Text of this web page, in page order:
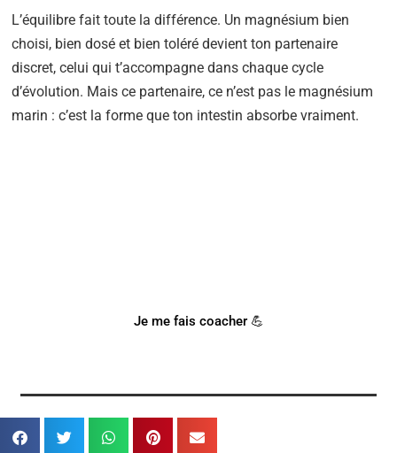
L’équilibre fait toute la différence. Un magnésium bien
choisi, bien dosé et bien toléré devient ton partenaire
discret, celui qui t’accompagne dans chaque cycle
d’évolution. Mais ce partenaire, ce n’est pas le magnésium
marin : c’est la forme que ton intestin absorbe vraiment.
Je me fais coacher 💪